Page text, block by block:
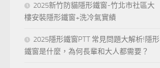
2025新竹防貓隱形鐵窗-竹北市社區大
樓安裝隱形鐵窗+洗冷氣實績
2025隱形鐵窗PTT 常見問題大解析!隱形
鐵窗是什麼，為何長輩和大人都需要？